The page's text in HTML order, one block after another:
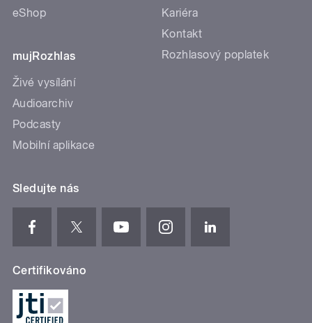
eShop
mujRozhlas
Živé vysílání
Audioarchiv
Podcasty
Mobilní aplikace
Kariéra
Kontakt
Rozhlasový poplatek
Sledujte nás
Certifikováno